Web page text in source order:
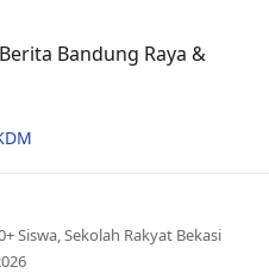
Bandung Raya &
Siswa, Sekolah Rakyat Bekasi